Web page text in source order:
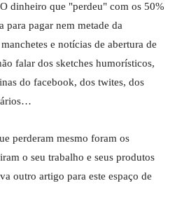
dinheiro que "perdeu" com os 50%
para pagar nem metade da
e notícias de abertura de
falar dos sketches humorísticos,
do facebook, dos twites, dos
perderam mesmo foram os
o seu trabalho e seus produtos
outro artigo para este espaço de